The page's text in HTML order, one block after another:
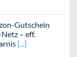
Gutschein
– eff.